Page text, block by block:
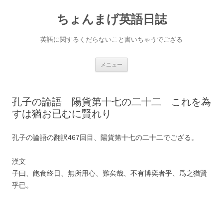
ちょんまげ英語日誌
英語に関するくだらないこと書いちゃうでござる
メニュー
ス
孔子の論語 陽貨第十七の二十二 これを為
すは猶お已むに賢れり
孔子の論語の翻訳467回目、陽貨第十七の二十二でござる。
漢文
子曰、飽食終日、無所用心、難矣哉、不有博奕者乎、爲之猶賢
乎已。